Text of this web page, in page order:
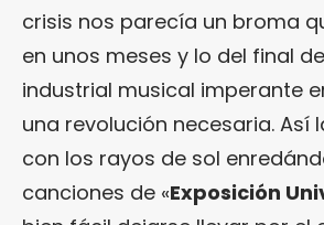
crisis nos parecía un broma
en unos meses y lo del final
industrial musical imperante
una revolución necesaria. Así
con los rayos de sol
canciones de «Exposición